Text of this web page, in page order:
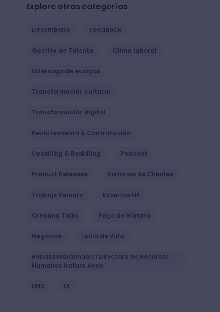
Explora otras categorías
Desempeño Feedback
Gestión de Talento Clima laboral
Liderazgo de equipos
Transformación cultural
Transformación digital
Reclutamiento & Contratación
Upskilling & Reskilling Podcast
Product Releases Historias de Clientes
Trabajo Remoto Expertos HR
Crehana Talks Pago de Nómina
Negocios Estilo de Vida
Renata Maldonado | Directora de Recursos
Humanos Natura Avon
LMS IA